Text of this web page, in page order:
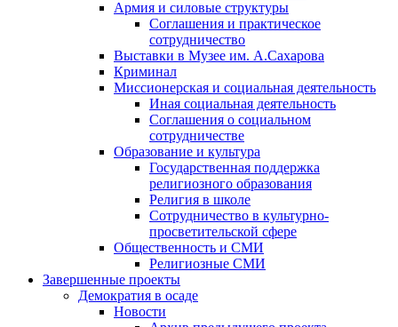
Армия и силовые структуры
Соглашения и практическое
сотрудничество
Выставки в Музее им. А.Сахарова
Криминал
Миссионерская и социальная деятельность
Иная социальная деятельность
Соглашения о социальном
сотрудничестве
Образование и культура
Государственная поддержка
религиозного образования
Религия в школе
Сотрудничество в культурно-
просветительской сфере
Общественность и СМИ
Религиозные СМИ
Завершенные проекты
Демократия в осаде
Новости